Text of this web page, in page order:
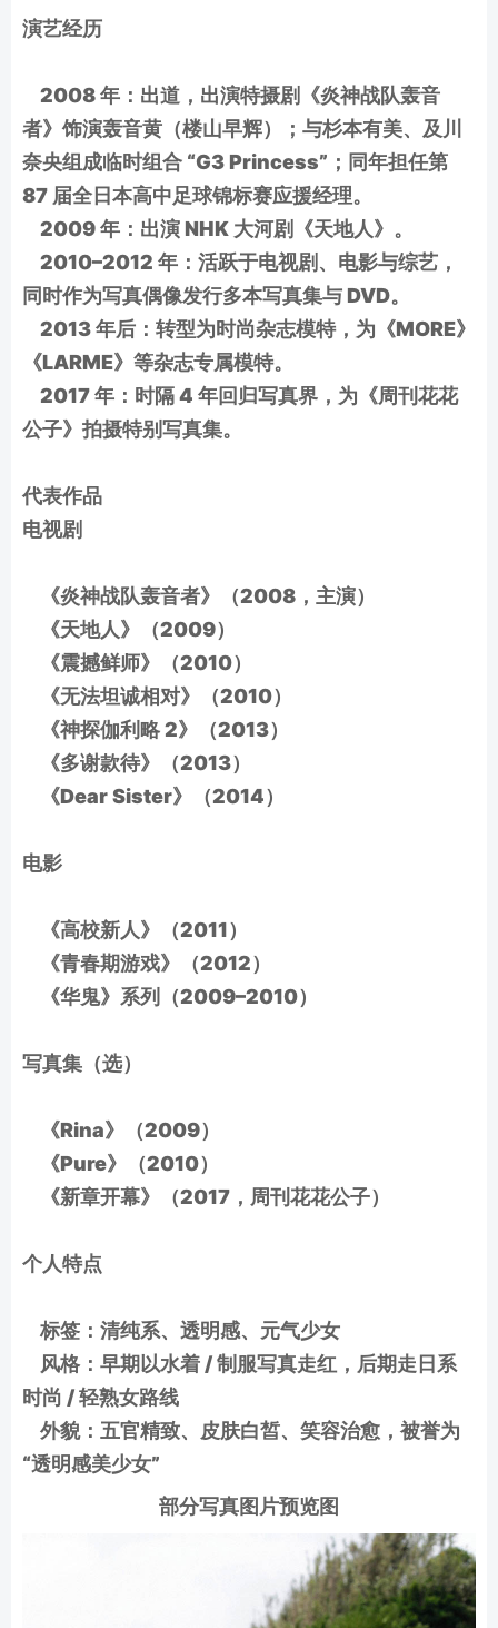
演艺经历
2008 年：出道，出演特摄剧《炎神战队轰音
者》饰演轰音黄（楼山早辉）；与杉本有美、及川
奈央组成临时组合 “G3 Princess”；同年担任第
87 届全日本高中足球锦标赛应援经理。
2009 年：出演 NHK 大河剧《天地人》。
2010–2012 年：活跃于电视剧、电影与综艺，
同时作为写真偶像发行多本写真集与 DVD。
2013 年后：转型为时尚杂志模特，为《MORE》
《LARME》等杂志专属模特。
2017 年：时隔 4 年回归写真界，为《周刊花花
公子》拍摄特别写真集。
代表作品
电视剧
《炎神战队轰音者》（2008，主演）
《天地人》（2009）
《震撼鲜师》（2010）
《无法坦诚相对》（2010）
《神探伽利略 2》（2013）
《多谢款待》（2013）
《Dear Sister》（2014）
电影
《高校新人》（2011）
《青春期游戏》（2012）
《华鬼》系列（2009–2010）
写真集（选）
《Rina》（2009）
《Pure》（2010）
《新章开幕》（2017，周刊花花公子）
个人特点
标签：清纯系、透明感、元气少女
风格：早期以水着 / 制服写真走红，后期走日系
时尚 / 轻熟女路线
外貌：五官精致、皮肤白皙、笑容治愈，被誉为
“透明感美少女”
部分写真图片预览图